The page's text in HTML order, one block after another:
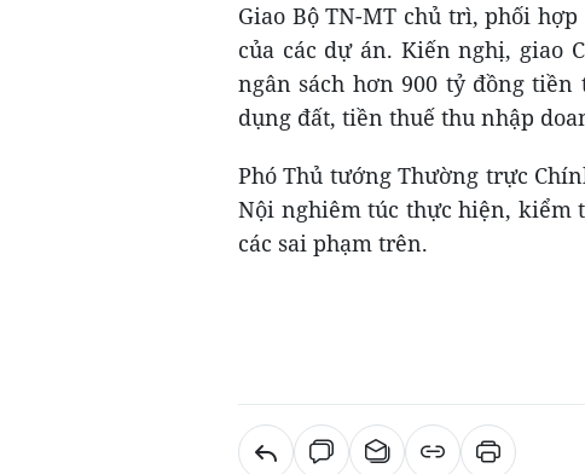
Giao Bộ TN-MT chủ trì, phối
của các dự án. Kiến nghị, giao
ngân sách hơn 900 tỷ đồng
dụng đất, tiền thuế thu nhập
Phó Thủ tướng Thường trực
Nội nghiêm túc thực hiện, kiểm
các sai phạm trên.